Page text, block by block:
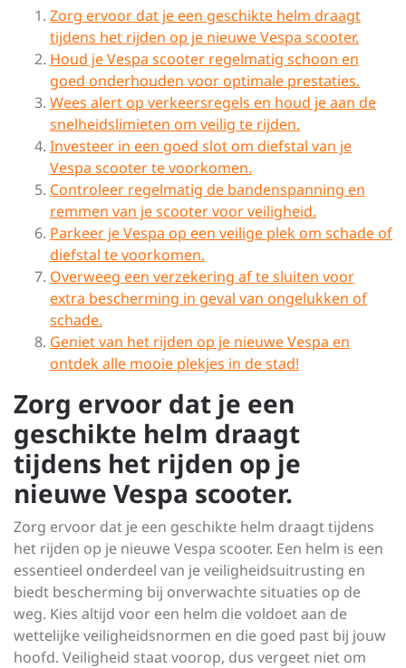
Zorg ervoor dat je een geschikte helm draagt
tijdens het rijden op je nieuwe Vespa scooter.
Houd je Vespa scooter regelmatig schoon en
goed onderhouden voor optimale prestaties.
Wees alert op verkeersregels en houd je aan de
snelheidslimieten om veilig te rijden.
Investeer in een goed slot om diefstal van je
Vespa scooter te voorkomen.
Controleer regelmatig de bandenspanning en
remmen van je scooter voor veiligheid.
Parkeer je Vespa op een veilige plek om schade of
diefstal te voorkomen.
Overweeg een verzekering af te sluiten voor
extra bescherming in geval van ongelukken of
schade.
Geniet van het rijden op je nieuwe Vespa en
ontdek alle mooie plekjes in de stad!
Zorg ervoor dat je een
geschikte helm draagt
tijdens het rijden op je
nieuwe Vespa scooter.
Zorg ervoor dat je een geschikte helm draagt tijdens
het rijden op je nieuwe Vespa scooter. Een helm is een
essentieel onderdeel van je veiligheidsuitrusting en
biedt bescherming bij onverwachte situaties op de
weg. Kies altijd voor een helm die voldoet aan de
wettelijke veiligheidsnormen en die goed past bij jouw
hoofd. Veiligheid staat voorop, dus vergeet niet om